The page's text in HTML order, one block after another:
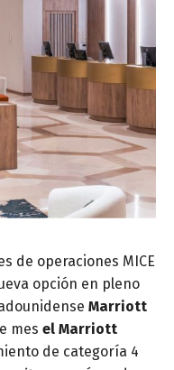
de operaciones MICE
opción en pleno
Marriott
mes el Marriott
de categoría 4